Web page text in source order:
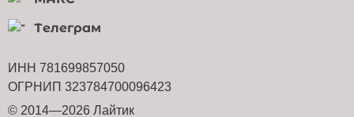
Телеграм
ИНН 781699857050
ОГРНИП 323784700096423
© 2014—2026 Лайтик